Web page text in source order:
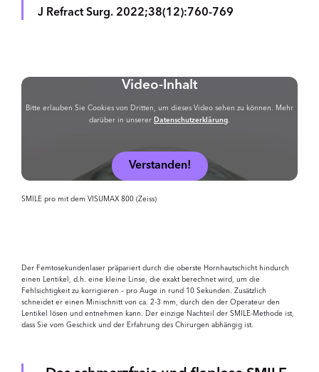
J Refract Surg. 2022;38(12):760-769
Video-Inhalt
Bitte erlauben Sie Cookies von Dritten, um dieses Video sehen zu können. Mehr
darüber in unserer Datenschutzerklärung.
Verstanden!
SMILE pro mit dem VISUMAX 800 (Zeiss)
Der Femtosekundenlaser präpariert durch die oberste Hornhautschicht hindurch
einen Lentikel, d.h. eine kleine Linse, die exakt berechnet wird, um die
Fehlsichtigkeit zu korrigieren – pro Auge in rund 10 Sekunden. Zusätzlich
schneidet er einen Minischnitt von ca. 2-3 mm, durch den der Operateur den
Lentikel lösen und entnehmen kann. Der einzige Nachteil der SMILE-Methode ist,
dass Sie vom Geschick und der Erfahrung des Chirurgen abhängig ist.